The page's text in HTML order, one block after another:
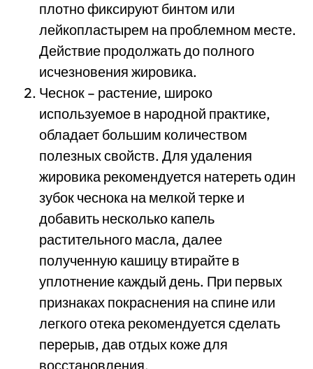
плотно фиксируют бинтом или
лейкопластырем на проблемном месте.
Действие продолжать до полного
исчезновения жировика.
Чеснок – растение, широко
используемое в народной практике,
обладает большим количеством
полезных свойств. Для удаления
жировика рекомендуется натереть один
зубок чеснока на мелкой терке и
добавить несколько капель
растительного масла, далее
полученную кашицу втирайте в
уплотнение каждый день. При первых
признаках покраснения на спине или
легкого отека рекомендуется сделать
перерыв, дав отдых коже для
восстановления.